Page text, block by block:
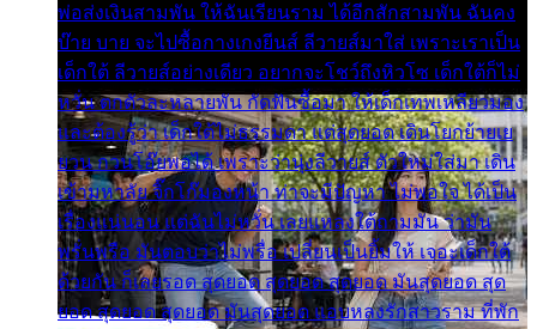
พ่อส่งเงินสามพัน ให้ฉันเรียนราม ได้อีกสักสามพัน ฉันคง
บ๊าย บาย จะไปซื้อกางเกงยีนส์ ลีวายส์มาใส่ เพราะเราเป็น
เด็กใต้ ลีวายส์อย่างเดียว อยากจะโชว์ถึงหิวโซ เด็กใต้ก็ไม่
หวั่น ตกตัวละหลายพัน กัดฟันซื้อมา ให้เด็กเทพเหลียวมอง
และต้องรู้ว่า เด็กใต้ไม่ธรรมดา แต่สุดยอด เดินโยกย้ายเย
ยวน กวนโอ๊ยพอได้ เพราะว่านุ่งลีวายส์ ตัวใหม่ใส่มา เดิน
เข้ามหาลัย จิ๊กโก๊มองหน้า ท่าจะมีปัญหา ไม่พอใจ ได้เป็น
เรื่องแน่นอน แต่ฉันไม่หวั่น เลยแหลงใต้ถามมัน ว่ามัน
พรั่นพรือ มันตอบว่าไม่พรื่อ เปลี่ยนเป็นยิ้มให้ เจอะเด็กใต้
ด้วยกัน ก็เลยรอด สุดยอด สุดยอด สุดยอด มันสุดยอด สุด
ยอด สุดยอด สุดยอด มันสุดยอด แอบหลงรักสาวราม ที่พัก